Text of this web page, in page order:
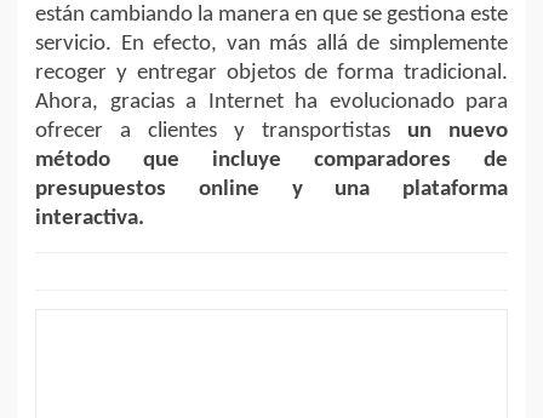
están cambiando la manera en que se gestiona este
servicio. En efecto, van más allá de simplemente
recoger y entregar objetos de forma tradicional.
Ahora, gracias a Internet ha evolucionado para
ofrecer a clientes y transportistas un nuevo
método que incluye comparadores de
presupuestos online y una plataforma
interactiva.